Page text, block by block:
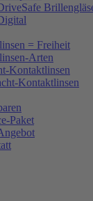
= Freiheit
Arten
Kontaktlinsen
Kontaktlinsen
Paket